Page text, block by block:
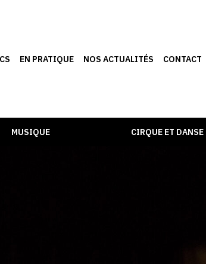
EN PRATIQUE NOS ACTUALITÉS CONTACT
MUSIQUE CIRQUE ET DANSE